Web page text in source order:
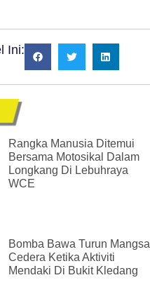
Ini:
Rangka Manusia Ditemui
Bersama Motosikal Dalam
Longkang Di Lebuhraya
WCE
Bomba Bawa Turun Mangsa
Cedera Ketika Aktiviti
Mendaki Di Bukit Kledang